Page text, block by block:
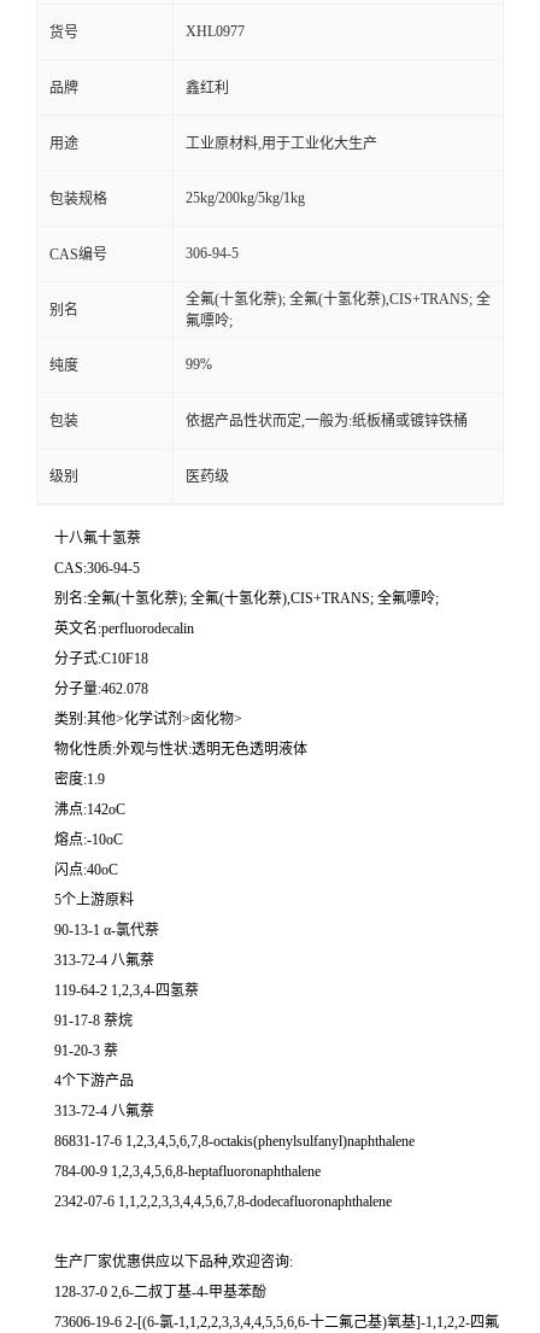
货号 XHL0977
品牌 鑫红利
用途 工业原材料,用于工业化大生产
包装规格 25kg/200kg/5kg/1kg
CAS编号 306-94-5
别名
全氟(十氢化萘); 全氟(十氢化萘),CIS+TRANS; 全
氟嘌呤;
纯度 99%
包装 依据产品性状而定,一般为:纸板桶或镀锌铁桶
级别 医药级
十八氟十氢萘
CAS:306-94-5
别名:全氟(十氢化萘); 全氟(十氢化萘),CIS+TRANS; 全氟嘌呤;
英文名:perfluorodecalin
分子式:C10F18
分子量:462.078
类别:其他>化学试剂>卤化物>
物化性质:外观与性状:透明无色透明液体
密度:1.9
沸点:142oC
熔点:-10oC
闪点:40oC
5个上游原料
90-13-1 α-氯代萘
313-72-4 八氟萘
119-64-2 1,2,3,4-四氢萘
91-17-8 萘烷
91-20-3 萘
4个下游产品
313-72-4 八氟萘
86831-17-6 1,2,3,4,5,6,7,8-octakis(phenylsulfanyl)naphthalene
784-00-9 1,2,3,4,5,6,8-heptafluoronaphthalene
2342-07-6 1,1,2,2,3,3,4,4,5,6,7,8-dodecafluoronaphthalene
生产厂家优惠供应以下品种,欢迎咨询:
128-37-0 2,6-二叔丁基-4-甲基苯酚
73606-19-6 2-[(6-氯-1,1,2,2,3,3,4,4,5,5,6,6-十二氟己基)氧基]-1,1,2,2-四氟